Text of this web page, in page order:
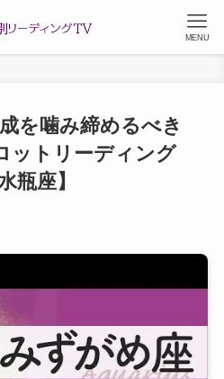
MENU
を噛み締めるべき
トリーディング
瓶座】